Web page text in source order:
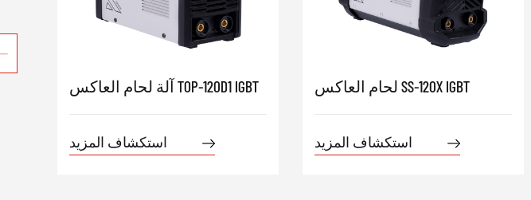
آلة لحام العاكس TOP-120D1 IGBT
استكشاف المزيد
لحام العاكس SS-120X IGBT
استكشاف المزيد